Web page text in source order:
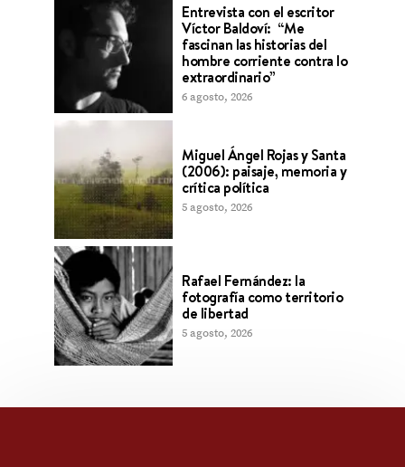
Entrevista con el escritor
Víctor Baldoví: “Me
fascinan las historias del
hombre corriente contra lo
extraordinario”
6 agosto, 2026
Miguel Ángel Rojas y Santa
(2006): paisaje, memoria y
crítica política
5 agosto, 2026
Rafael Fernández: la
fotografía como territorio
de libertad
5 agosto, 2026